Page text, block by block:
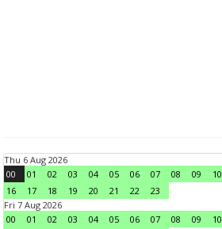
Thu 6 Aug 2026
00
01 02 03 04 05 06 07 08 09 10
16
17 18 19 20 21 22
23
Fri 7 Aug 2026
00
01 02 03 04 05 06 07 08 09 10